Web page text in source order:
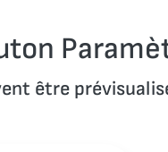
être